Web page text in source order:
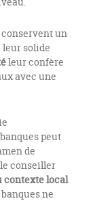
un
solide
leur confère
avec une
peut
de
conseiller
contexte local
ne